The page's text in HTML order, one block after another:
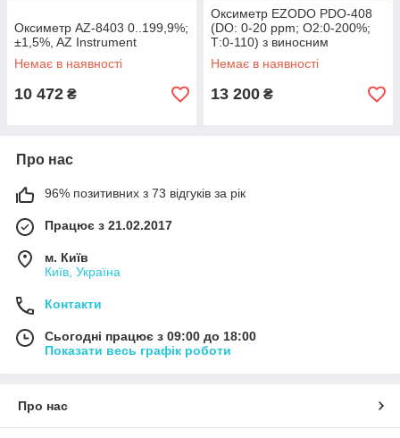
Оксиметр AZ-8403 0..199,9%;
±1,5%, AZ Instrument
Немає в наявності
10 472 ₴
Оксиметр EZODO PDO-408
(DO: 0-20 ppm; O2:0-200%;
Т:0-110) з виносним
електродом
Немає в наявності
13 200 ₴
Про нас
96% позитивних з 73 відгуків за рік
Працює з 21.02.2017
м. Київ
Київ, Україна
Контакти
Сьогодні працює з 09:00 до 18:00
Показати весь графік роботи
Про нас